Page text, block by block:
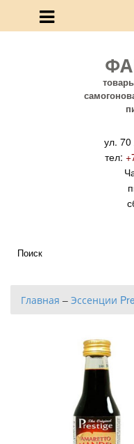
ул. 70
тел:
Главная – Эссенции